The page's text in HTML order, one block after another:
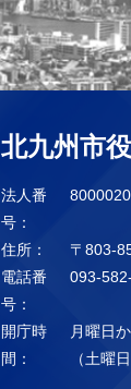
北九州市
法人番
号：
住所：
〒803-
電話番
号：
093-
開庁時
間：
月曜日
（土曜